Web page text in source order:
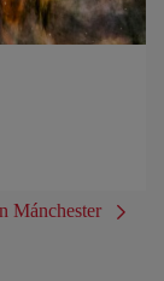
Mánchester